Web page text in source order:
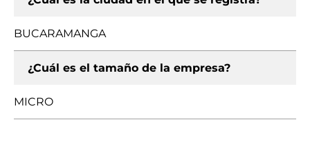
BUCARAMANGA
¿Cuál es el tamaño de la empresa?
MICRO